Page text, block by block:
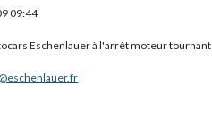
09:44
Eschenlauer à l'arrêt moteur tournant